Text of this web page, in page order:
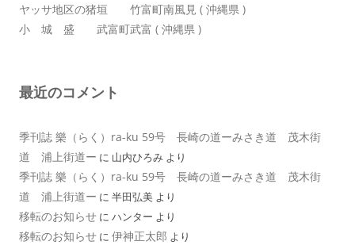
ヤッサ地区の猪垣 竹富町南風見 ( 沖縄県 )
小 城 盛 武富町武富 ( 沖縄県 )
最近のコメント
季刊誌 樂（らく）ra-ku 59号 長崎の道ーみさき道 茂木街
道 浦上街道ー に 山内ひろみ より
季刊誌 樂（らく）ra-ku 59号 長崎の道ーみさき道 茂木街
道 浦上街道ー に 半田弘美 より
移転のお知らせ に ハンター より
移転のお知らせ に 伊神正太郎 より